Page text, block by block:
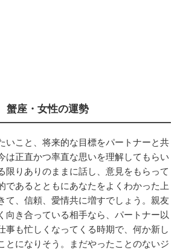
蟹座・女性の運勢
いこと、将来的な目標をパートナーと共
は正直かつ率直な思いを理解してもらい
限りありのままに話し、意見をもらって
であるとともにあなたをよくわかった上
て、信頼、愛情共に増すでしょう。親友
向き合っている相手なら、パートナー以
事も忙しくなってくる時期で、何か新し
とになりそう。まだやったことのないジ